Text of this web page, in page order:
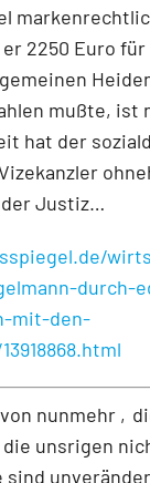
2250 Euro für
mußte, ist
hat der
Justiz…
durch-
mit-den-
nunmehr
unsrigen
sind